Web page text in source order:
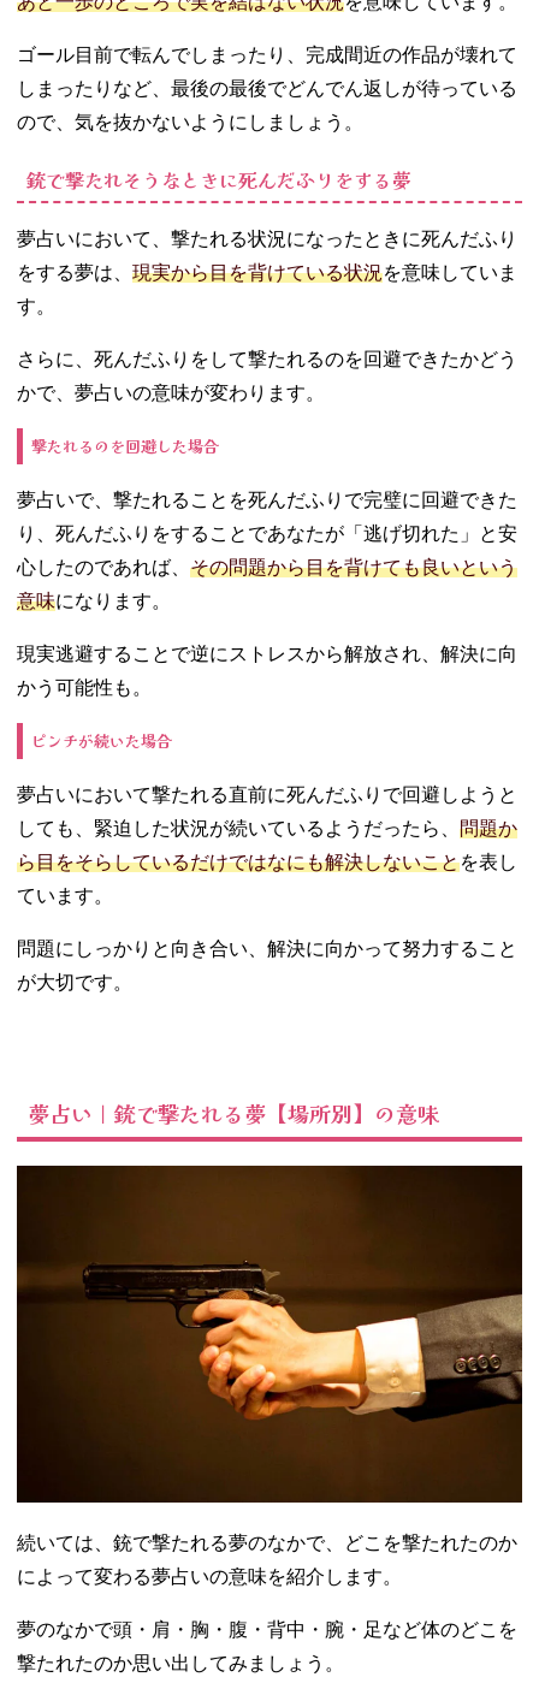
ゴール目前で転んでしまったり、完成間近の作品が壊れて
しまったりなど、最後の最後でどんでん返しが待っている
ので、気を抜かないようにしましょう。
銃で撃たれそうなときに死んだふりをする夢
夢占いにおいて、撃たれる状況になったときに死んだふり
をする夢は、 現実から目を背けている状況を意味していま
す。
さらに、死んだふりをして撃たれるのを回避できたかどう
かで、夢占いの意味が変わります。
撃たれるのを回避した場合
夢占いで、撃たれることを死んだふりで完璧に回避できた
り、死んだふりをすることであなたが「逃げ切れた」と安
心したのであれば、 その問題から目を背けても良いという
意味になります。
現実逃避することで逆にストレスから解放され、解決に向
かう可能性も。
ピンチが続いた場合
夢占いにおいて撃たれる直前に死んだふりで回避しようと
しても、緊迫した状況が続いているようだったら、 問題か
ら目をそらしているだけではなにも解決しないことを表し
ています。
問題にしっかりと向き合い、解決に向かって努力すること
が大切です。
夢占い｜銃で撃たれる夢【場所別】の意味
続いては、銃で撃たれる夢のなかで、どこを撃たれたのか
によって変わる夢占いの意味を紹介します。
夢のなかで頭・肩・胸・腹・背中・腕・足など体のどこを
撃たれたのか思い出してみましょう。